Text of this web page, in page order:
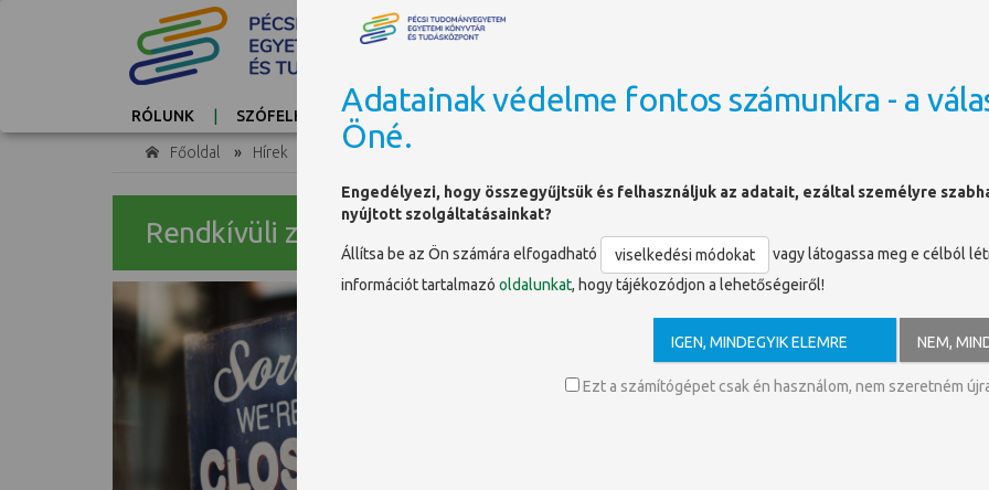
RÓLUNK SZÓFELHŐ KAPCSOLAT OLDALTÉRKÉP
Főoldal » Hírek Rendkívüli zárvatartás
Rendkívüli zárvatartás
(2020. március 11.)
Felhívjuk tisztelt olvasóink és felhasználóink figyelmét, hogy a 46/ 2020. sz.
helyzetre tekintettel – a PTE Egyetemi Könyvtár és Tudásközpont teljes
meghatározatlan ideig nem fogad látogatókat. A helyben használat és a
A további intézkedésekről folyamatosan tájékoztatást fogunk nyújtani. A
Adatainak védelme fontos számunkra - a
Öné.
Engedélyezi, hogy összegyűjtsük és felhasználjuk az adatait, ezáltal személyre
nyújtott szolgáltatásainkat?
Állítsa be az Ön számára elfogadható viselkedési módokat
vagy látogassa meg e célból
információt tartalmazóoldalunkat, hogy tájékozódjon a lehetőségeiről!
IGEN, MINDEGYIK ELEMRE NEM,
Ezt a számítógépet csak én használom, nem szeretném